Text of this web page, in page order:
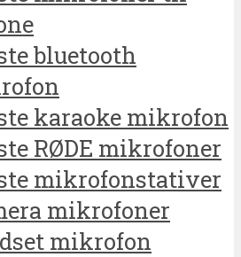
bluetooth
karaoke mikrofon
RØDE mikrofoner
mikrofonstativer
mikrofoner
mikrofon